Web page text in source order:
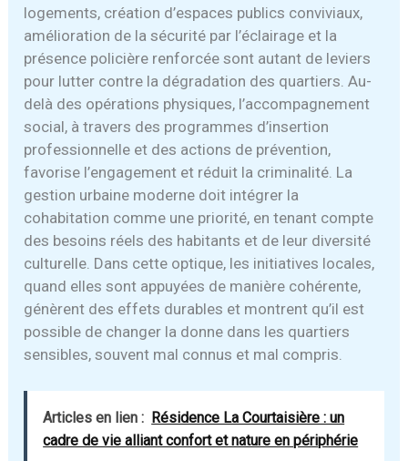
logements, création d’espaces publics conviviaux,
amélioration de la sécurité par l’éclairage et la
présence policière renforcée sont autant de leviers
pour lutter contre la dégradation des quartiers. Au-
delà des opérations physiques, l’accompagnement
social, à travers des programmes d’insertion
professionnelle et des actions de prévention,
favorise l’engagement et réduit la criminalité. La
gestion urbaine moderne doit intégrer la
cohabitation comme une priorité, en tenant compte
des besoins réels des habitants et de leur diversité
culturelle. Dans cette optique, les initiatives locales,
quand elles sont appuyées de manière cohérente,
génèrent des effets durables et montrent qu’il est
possible de changer la donne dans les quartiers
sensibles, souvent mal connus et mal compris.
Articles en lien : Résidence La Courtaisière : un
cadre de vie alliant confort et nature en périphérie